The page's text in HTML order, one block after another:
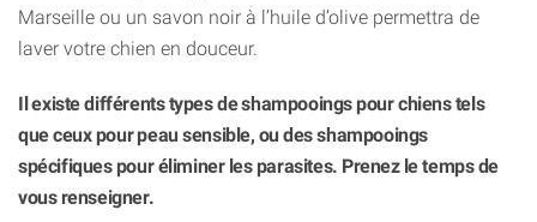
Marseille ou un savon noir à l’huile d’olive permettra de
laver votre chien en douceur.
Il existe différents types de shampooings pour chiens tels
que ceux pour peau sensible, ou des shampooings
spécifiques pour éliminer les parasites. Prenez le temps de
vous renseigner.